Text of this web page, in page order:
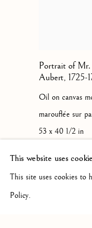
Portrait of
Aubert, 1725-
Oil on canvas
marouflée sur
53 x 40 1/2 in
This website uses
This site uses cookies to
Policy.